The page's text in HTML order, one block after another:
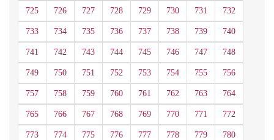
725 726 727 728 729 730 731 732
733 734 735 736 737 738 739 740
741 742 743 744 745 746 747 748
749 750 751 752 753 754 755 756
757 758 759 760 761 762 763 764
765 766 767 768 769 770 771 772
773 774 775 776 777 778 779 780